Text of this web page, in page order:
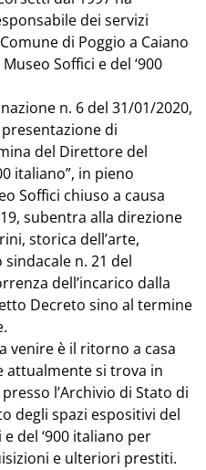
dei servizi
di Poggio a Caiano
Soffici e del ‘900
n. 6 del 31/01/2020,
di
del Direttore del
italiano”, in pieno
Soffici chiuso a causa
subentra alla direzione
storica dell’arte,
n. 21 del
dell’incarico dalla
Decreto sino al termine
venire è il ritorno a casa
attualmente si trova in
l’Archivio di Stato di
degli spazi espositivi del
del ‘900 italiano per
e ulteriori prestiti.